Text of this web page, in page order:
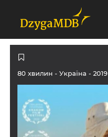
80 хвилин - Україна - 2019